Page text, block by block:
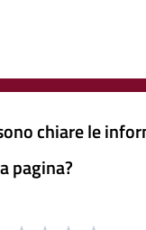
chiare le
pagina?